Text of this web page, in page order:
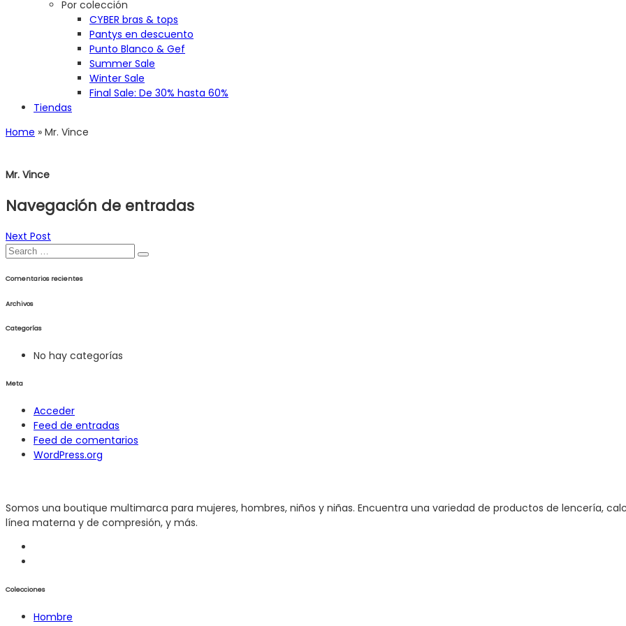
Por colección
CYBER bras & tops
Pantys en descuento
Punto Blanco & Gef
Summer Sale
Winter Sale
Final Sale: De 30% hasta 60%
Tiendas
Home » Mr. Vince
Mr. Vince
Navegación de entradas
Next Post
Comentarios recientes
Archivos
Categorías
No hay categorías
Meta
Acceder
Feed de entradas
Feed de comentarios
WordPress.org
Somos una boutique multimarca para mujeres, hombres, niños y niñas. Encuentra una variedad de productos de lencería,
línea materna y de compresión, y más.
Colecciones
Hombre